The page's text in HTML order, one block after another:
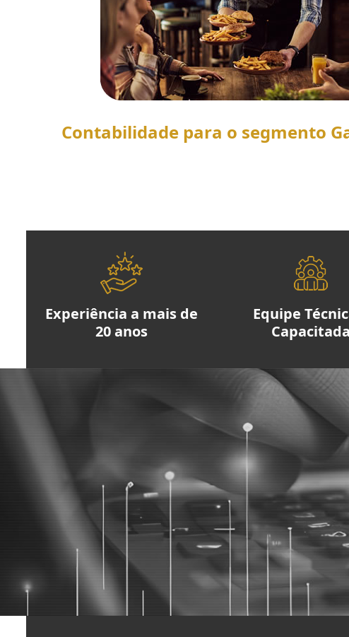
Contabilidade para o segmento
Experiência a mais de
20 anos
Equipe
Capacitada